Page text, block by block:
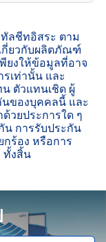
ลชีทอิสระ ตาม
กี่ยวกับผลิตภัณฑ์
ยงให้ข้อมูลที่อาจ
เท่านั้น และ
ตัวแทนเชิด ผู้
นของบุคคลนี้ และ
วยประการใด ๆ
น การรับประกัน
ร้อง หรือการ
ทั้งสิ้น